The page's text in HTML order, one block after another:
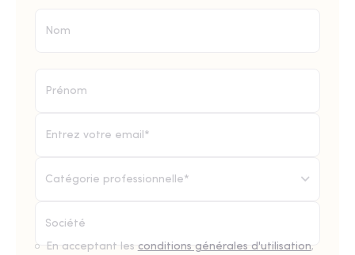
Catégorie professionnelle*
En acceptant les conditions générales d'utilisation,